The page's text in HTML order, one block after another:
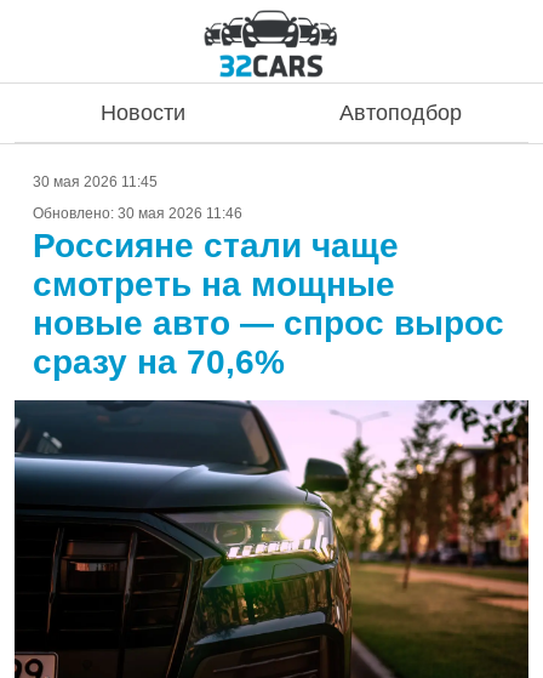
Новости Автоподбор
30 мая 2026 11:45
Обновлено: 30 мая 2026 11:46
Россияне стали чаще
смотреть на мощные
новые авто — спрос вырос
сразу на 70,6%